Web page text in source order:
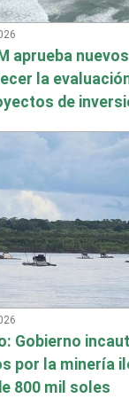
aprueba
la
de
Gobierno
por la minería
800 mil soles